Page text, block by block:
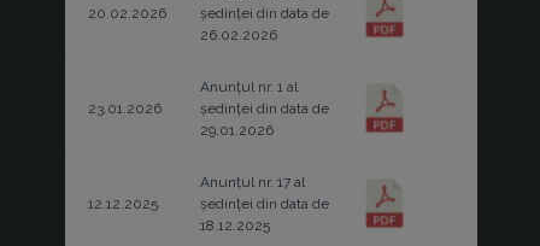
20.02.2026
ședinței din data de
26.02.2026
23.01.2026
Anunțul nr. 1 al
ședinței din data de
29.01.2026
12.12.2025
Anunțul nr. 17 al
ședinței din data de
18.12.2025